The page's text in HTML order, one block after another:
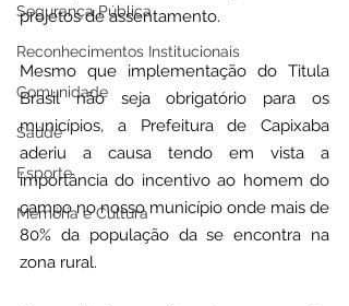
Segurança Pública
Reconhecimentos Institucionais
Comunidade
Saúde
Esporte
Memória e Cultura
projetos de assentamento.
Mesmo que implementação do Titula
Brasil não seja obrigatório para os
municípios, a Prefeitura de Capixaba
aderiu a causa tendo em vista a
importância do incentivo ao homem do
campo no nosso município onde mais de
80% da população da se encontra na
zona rural.